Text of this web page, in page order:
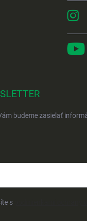
budeme zasielať
s